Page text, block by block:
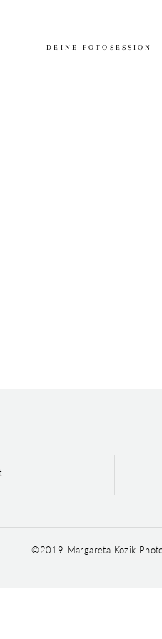
DEINE FOTOSESSION
©2019 Margareta Kozik